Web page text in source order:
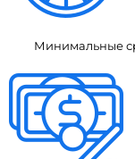
Минимальные